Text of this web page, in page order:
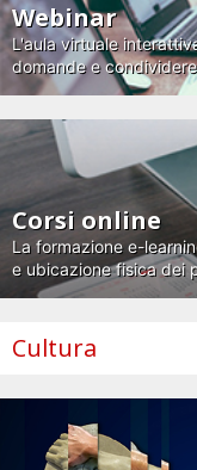
Webinar
L'aula virtuale
domande e
Corsi online
La formazione e-
e ubicazione fisica dei
Cultura